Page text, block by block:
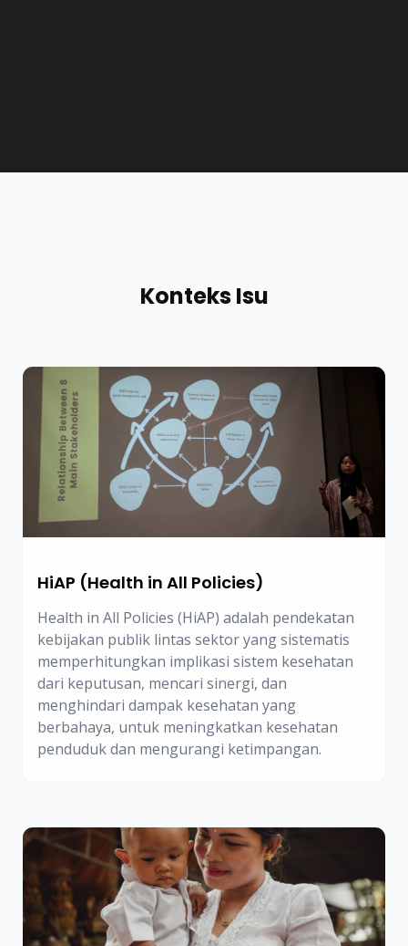
Konteks Isu
HiAP (Health in All Policies)
Health in All Policies (HiAP) adalah pendekatan
kebijakan publik lintas sektor yang sistematis
memperhitungkan implikasi sistem kesehatan
dari keputusan, mencari sinergi, dan
menghindari dampak kesehatan yang
berbahaya, untuk meningkatkan kesehatan
penduduk dan mengurangi ketimpangan.